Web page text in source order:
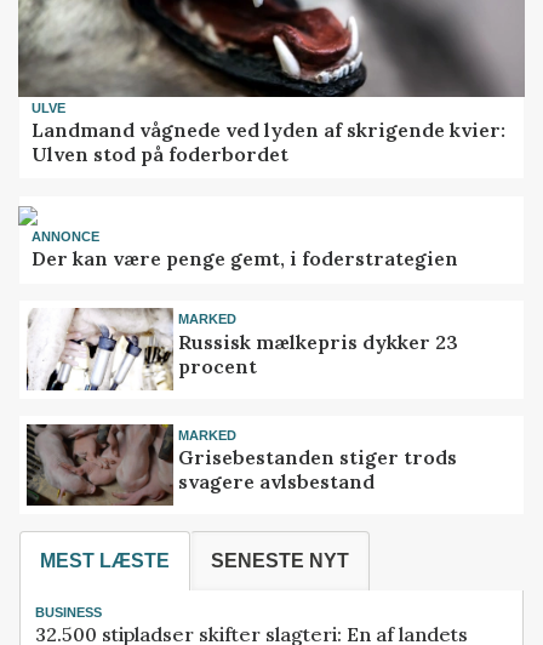
ULVE
Landmand vågnede ved lyden af skrigende kvier:
Ulven stod på foderbordet
ANNONCE
Der kan være penge gemt, i foderstrategien
MARKED
Russisk mælkepris dykker 23
procent
MARKED
Grisebestanden stiger trods
svagere avlsbestand
MEST LÆSTE SENESTE NYT
BUSINESS
32.500 stipladser skifter slagteri: En af landets